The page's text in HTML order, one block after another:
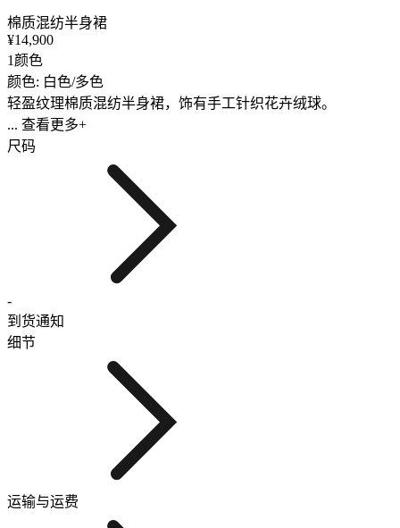
棉质混纺半身裙
¥14,900
1颜色
颜色: 白色/多色
轻盈纹理棉质混纺半身裙，饰有手工针织花卉绒球。
... 查看更多+
尺码
-
到货通知
细节
运输与运费